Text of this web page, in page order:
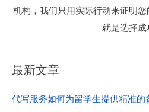
机构，我们只用实际行动来证明
就是选择成
最新文章
代写服务如何为留学生提供精准的